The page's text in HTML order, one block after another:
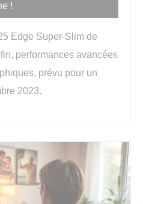
!
Edge Super-Slim de
performances avancées
prévu pour un
2023.